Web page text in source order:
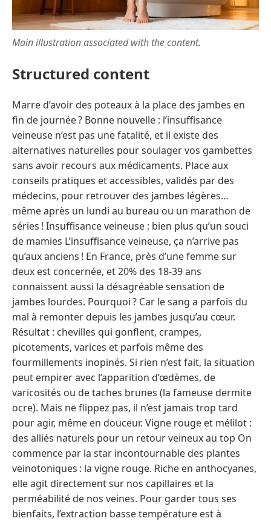
Main illustration associated with the content.
Structured content
Marre d’avoir des poteaux à la place des jambes en
fin de journée ? Bonne nouvelle : l’insuffisance
veineuse n’est pas une fatalité, et il existe des
alternatives naturelles pour soulager vos gambettes
sans avoir recours aux médicaments. Place aux
conseils pratiques et accessibles, validés par des
médecins, pour retrouver des jambes légères…
même après un lundi au bureau ou un marathon de
séries ! Insuffisance veineuse : bien plus qu’un souci
de mamies L’insuffisance veineuse, ça n’arrive pas
qu’aux anciens ! En France, près d’une femme sur
deux est concernée, et 20% des 18-39 ans
connaissent aussi la désagréable sensation de
jambes lourdes. Pourquoi ? Car le sang a parfois du
mal à remonter depuis les jambes jusqu’au cœur.
Résultat : chevilles qui gonflent, crampes,
picotements, varices et parfois même des
fourmillements inopinés. Si rien n’est fait, la situation
peut empirer avec l’apparition d’œdèmes, de
varicosités ou de taches brunes (la fameuse dermite
ocre). Mais ne flippez pas, il n’est jamais trop tard
pour agir, même en douceur. Vigne rouge et mélilot :
des alliés naturels pour un retour veineux au top On
commence par la star incontournable des plantes
veinotoniques : la vigne rouge. Riche en anthocyanes,
elle agit directement sur nos capillaires et la
perméabilité de nos veines. Pour garder tous ses
bienfaits, l’extraction basse température est à